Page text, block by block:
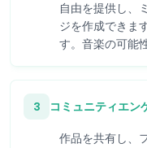
自由を提供し、
ジを作成できま
す。音楽の可能
3 コミュニティエン
作品を共有し、